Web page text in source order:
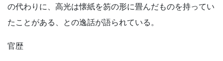
の代わりに、高光は懐紙を笏の形に畳んだものを持ってい
たことがある、との逸話が語られている。
官歴